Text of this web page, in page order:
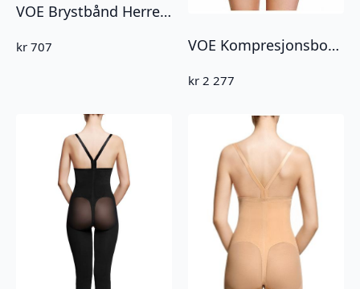
VOE Brystbånd Herre 15cm Beige (4015S)
kr 707 VOE Kompresjonsbody med ekstra magekompresjon (4002KT-2)
kr 2 277